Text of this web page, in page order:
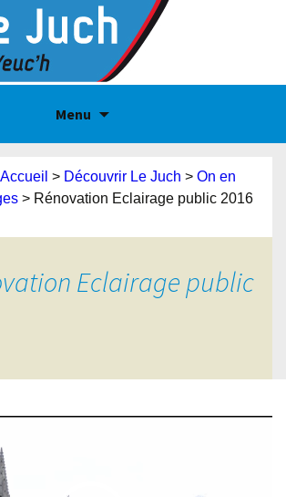
Menu
Accueil > Découvrir Le Juch > On en
> Rénovation Eclairage public 2016
Eclairage public